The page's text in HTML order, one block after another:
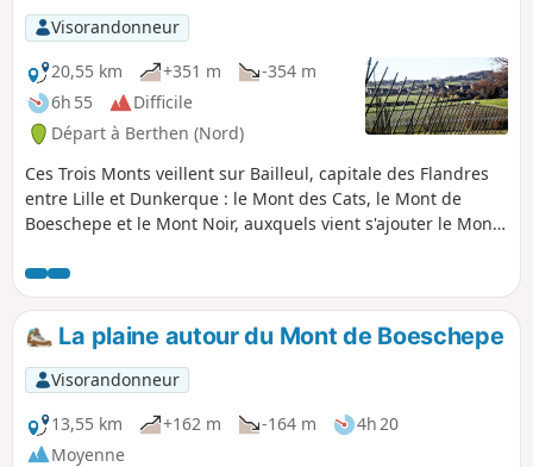
Visorandonneur
20,55 km
+351 m
-354 m
6h 55
Difficile
Départ à Berthen (Nord)
Ces Trois Monts veillent sur Bailleul, capitale des Flandres
entre Lille et Dunkerque : le Mont des Cats, le Mont de
Boeschepe et le Mont Noir, auxquels vient s'ajouter le Mont
découvre des vues sur les territoires environnants. Ce
parcours offre plusieurs points d'intérêts comme la maison
de Marguerite Yourcenar au Mont Noir, le moulin de
Boschepe au village du même nom, le Mont des Cats et son
abbaye de moines cisterciens fondée en 1826.
La plaine autour du Mont de Boeschepe
Visorandonneur
13,55 km
+162 m -164 m
4h 20
Moyenne